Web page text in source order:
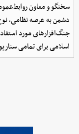
سخنگو و معاون
دشمن به عرصه نظامی،
جنگ‌افزارهای مورد
اسلامی برای تمامی